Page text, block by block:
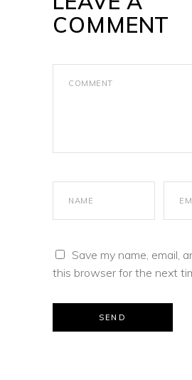
COMMENT
Save my name, email,
this browser for the next
SEND